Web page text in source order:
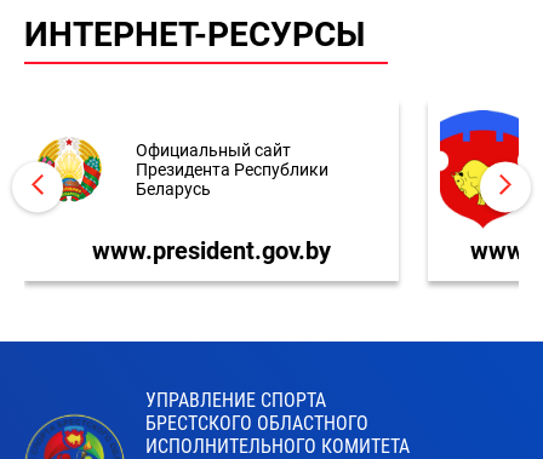
ИНТЕРНЕТ-РЕСУРСЫ
Официальный сайт
Президента Республики
Беларусь
www.president.gov.by
УПРАВЛЕНИЕ СПОРТА
БРЕСТСКОГО ОБЛАСТНОГО
ИСПОЛНИТЕЛЬНОГО КОМИТЕТА